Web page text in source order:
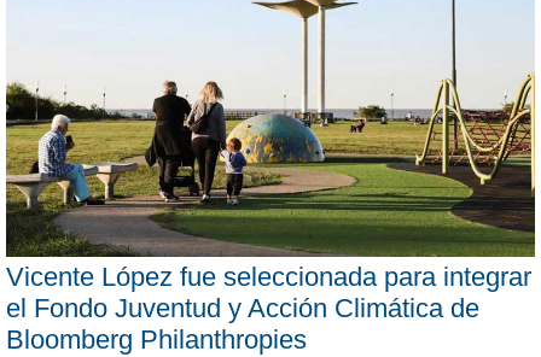
Vicente López fue seleccionada para integrar
el Fondo Juventud y Acción Climática de
Bloomberg Philanthropies